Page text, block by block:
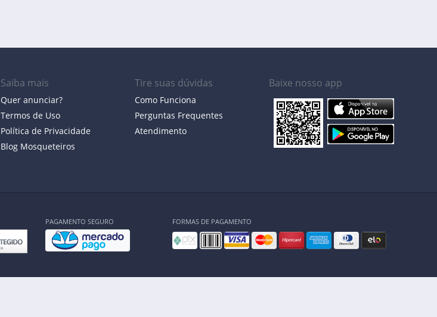
Saiba mais
Quer anunciar?
Termos de Uso
Política de Privacidade
Blog Mosqueteiros
Tire suas dúvidas
Como Funciona
Perguntas Frequentes
Atendimento
Baixe nosso app
PAGAMENTO SEGURO FORMAS DE PAGAMENTO